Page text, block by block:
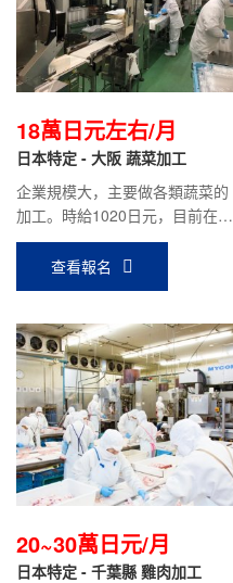
18萬日元左右/月
日本特定 - 大阪 蔬菜加工
企業規模大，主要做各類蔬菜的
加工。時給1020日元，目前在職
人員平均到手工資：18萬日元左
查看報名
20~30萬日元/月
日本特定 - 千葉縣 雞肉加工